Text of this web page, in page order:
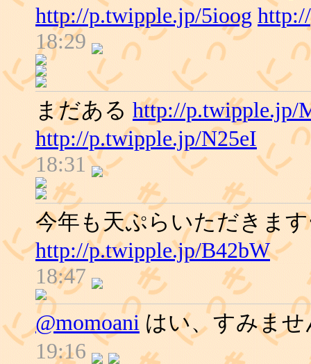
http://p.twipple.jp/5ioog
18:29
まだある http://p.twipple.jp/
http://p.twipple.jp/N25eI
18:31
今年も天ぷらいただきま
http://p.twipple.jp/B42bW
18:47
@momoani はい、すみませ
19:16